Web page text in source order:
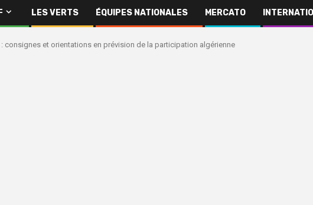
LES VERTS ÉQUIPES NATIONALES MERCATO
: consignes et orientations en prévision de la participation algérienne